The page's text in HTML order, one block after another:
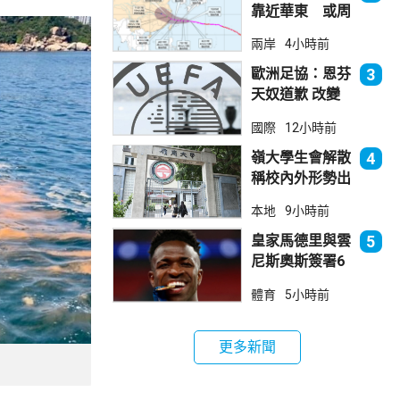
靠近華東 或周
兩岸 4小時前
歐洲足協：恩芬
天奴道歉 改變
立場
3
國際 12小時前
嶺大學生會解散
稱校內外形勢出
4
本地 9小時前
皇家馬德里與雲
尼斯奧斯簽署6
5
體育 5小時前
更多新聞